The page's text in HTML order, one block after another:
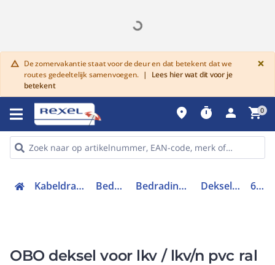
warning De zomervakantie staat voor de deur en dat betekent dat we
routes gedeeltelijk samenvoegen. |
Lees hier wat dit voor je
betekent
×
place timer person shopping_cart0
Kabeldraagsystemen en goten Bedradingskanalen Bedradingskanalen hulpstukken Deksel bedradingskoker 6178512
OBO deksel voor lkv / lkv/n pvc ral